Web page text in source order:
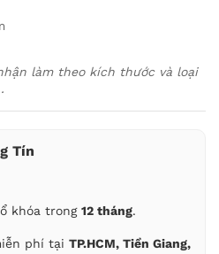
làm theo kích thước và loại
Tín
khóa trong 12 tháng.
phí tại TP.HCM, Tiền Giang,